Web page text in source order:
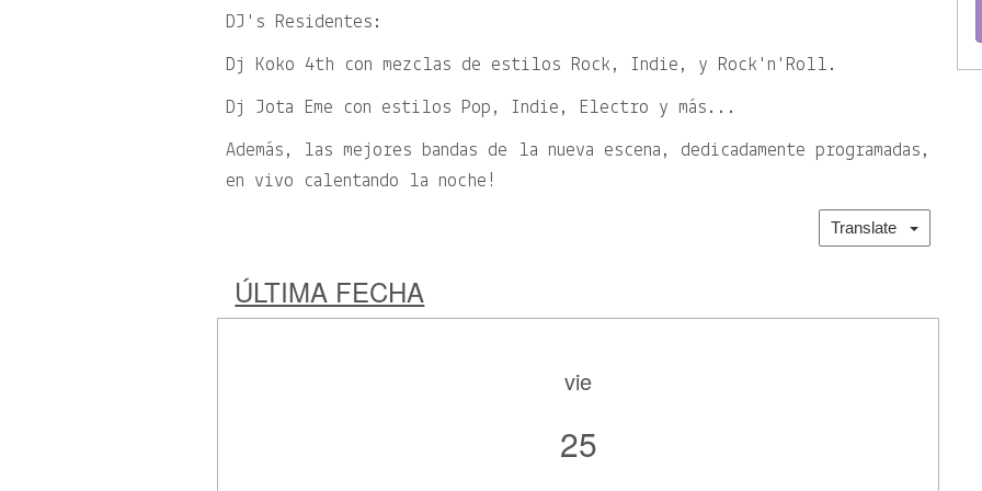
DJ's Residentes:
Dj Koko 4th con mezclas de estilos Rock, Indie, y Rock'n'Roll.
Dj Jota Eme con estilos Pop, Indie, Electro y más...
Además, las mejores bandas de la nueva escena, dedicadamente programadas,
en vivo calentando la noche!
Translate
ÚLTIMA FECHA
vie
25